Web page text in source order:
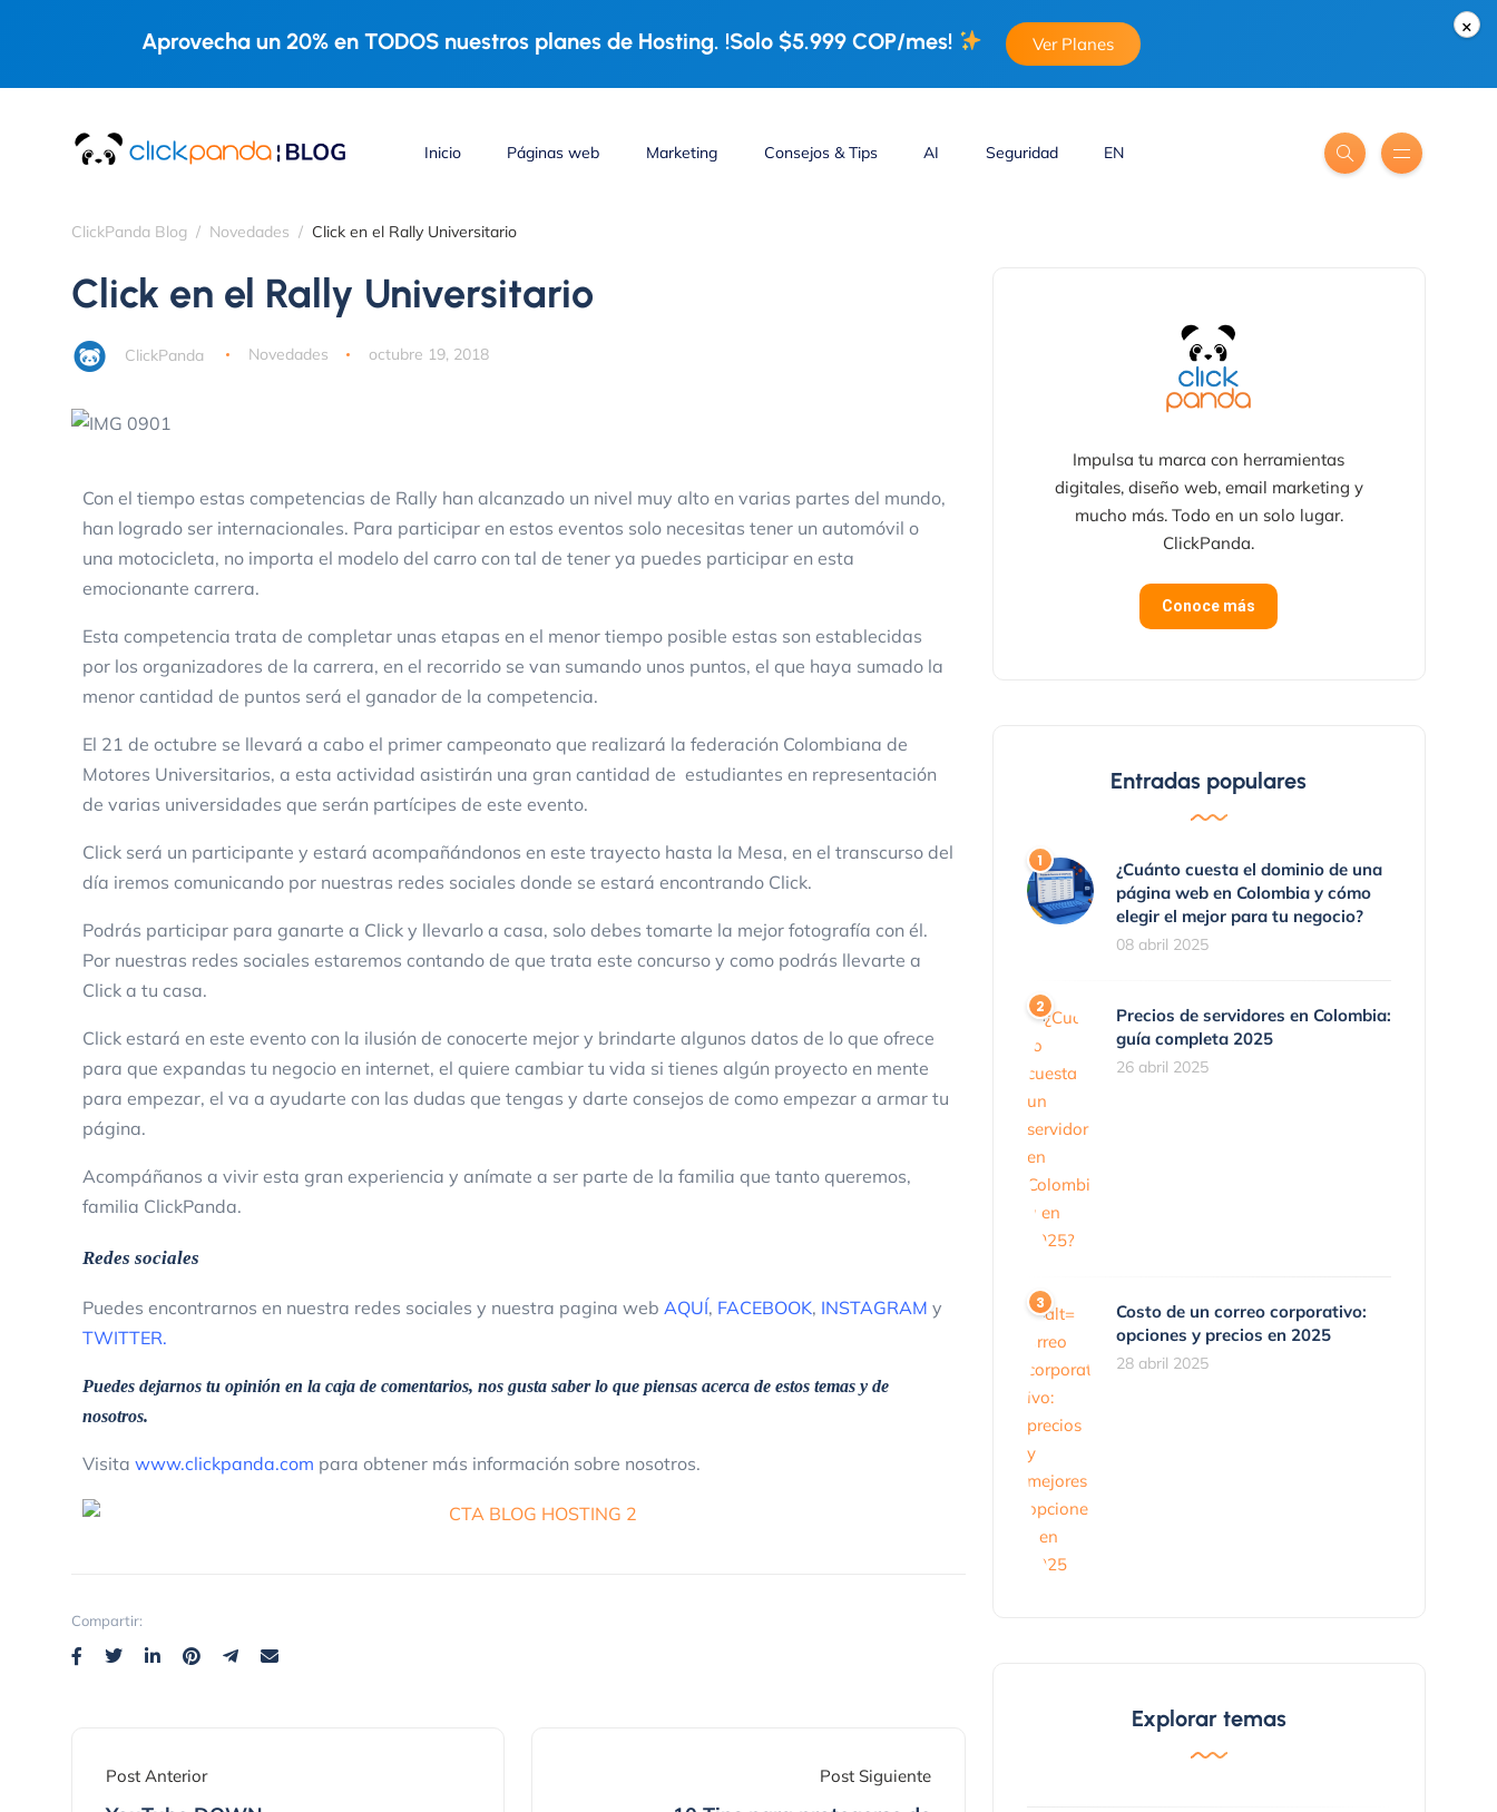
×
Aprovecha un 20% en TODOS nuestros planes de Hosting. !Solo $5.999 COP/mes! Ver Planes
Inicio Páginas web Marketing Consejos & Tips AI Seguridad EN
ClickPanda Blog Novedades Click en el Rally Universitario
Click en el Rally Universitario
ClickPanda Novedades octubre 19, 2018
Con el tiempo estas competencias de Rally han alcanzado un nivel muy alto en varias partes del mundo,
han logrado ser internacionales. Para participar en estos eventos solo necesitas tener un automóvil o
una motocicleta, no importa el modelo del carro con tal de tener ya puedes participar en esta
emocionante carrera.
Esta competencia trata de completar unas etapas en el menor tiempo posible estas son establecidas
por los organizadores de la carrera, en el recorrido se van sumando unos puntos, el que haya sumado la
menor cantidad de puntos será el ganador de la competencia.
El 21 de octubre se llevará a cabo el primer campeonato que realizará la federación Colombiana de
Motores Universitarios, a esta actividad asistirán una gran cantidad de estudiantes en representación
de varias universidades que serán partícipes de este evento.
Click será un participante y estará acompañándonos en este trayecto hasta la Mesa, en el transcurso del
día iremos comunicando por nuestras redes sociales donde se estará encontrando Click.
Podrás participar para ganarte a Click y llevarlo a casa, solo debes tomarte la mejor fotografía con él.
Por nuestras redes sociales estaremos contando de que trata este concurso y como podrás llevarte a
Click a tu casa.
Click estará en este evento con la ilusión de conocerte mejor y brindarte algunos datos de lo que ofrece
para que expandas tu negocio en internet, el quiere cambiar tu vida si tienes algún proyecto en mente
para empezar, el va a ayudarte con las dudas que tengas y darte consejos de como empezar a armar tu
página.
Acompáñanos a vivir esta gran experiencia y anímate a ser parte de la familia que tanto queremos,
familia ClickPanda.
Redes sociales
Puedes encontrarnos en nuestra redes sociales y nuestra pagina web AQUÍ, FACEBOOK, INSTAGRAM y
TWITTER.
Puedes dejarnos tu opinión en la caja de comentarios, nos gusta saber lo que piensas acerca de estos temas y de
nosotros.
Visita www.clickpanda.com para obtener más información sobre nosotros.
Compartir:
Post Anterior Post Siguiente
Impulsa tu marca con herramientas
digitales, diseño web, email marketing y
mucho más. Todo en un solo lugar.
ClickPanda.
Conoce más
Entradas populares
¿Cuánto cuesta el dominio de una
página web en Colombia y cómo
elegir el mejor para tu negocio?
08 abril 2025
Precios de servidores en Colombia:
guía completa 2025
26 abril 2025
Costo de un correo corporativo:
opciones y precios en 2025
28 abril 2025
Explorar temas